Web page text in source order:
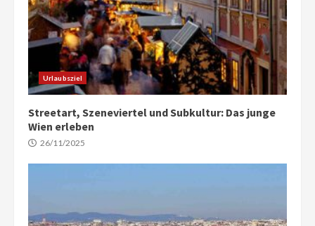
Urlaubsziel
Streetart, Szeneviertel und Subkultur: Das junge
Wien erleben
26/11/2025